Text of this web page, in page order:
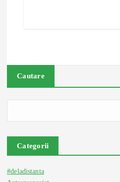
Cautare
Categorii
#deladistanta